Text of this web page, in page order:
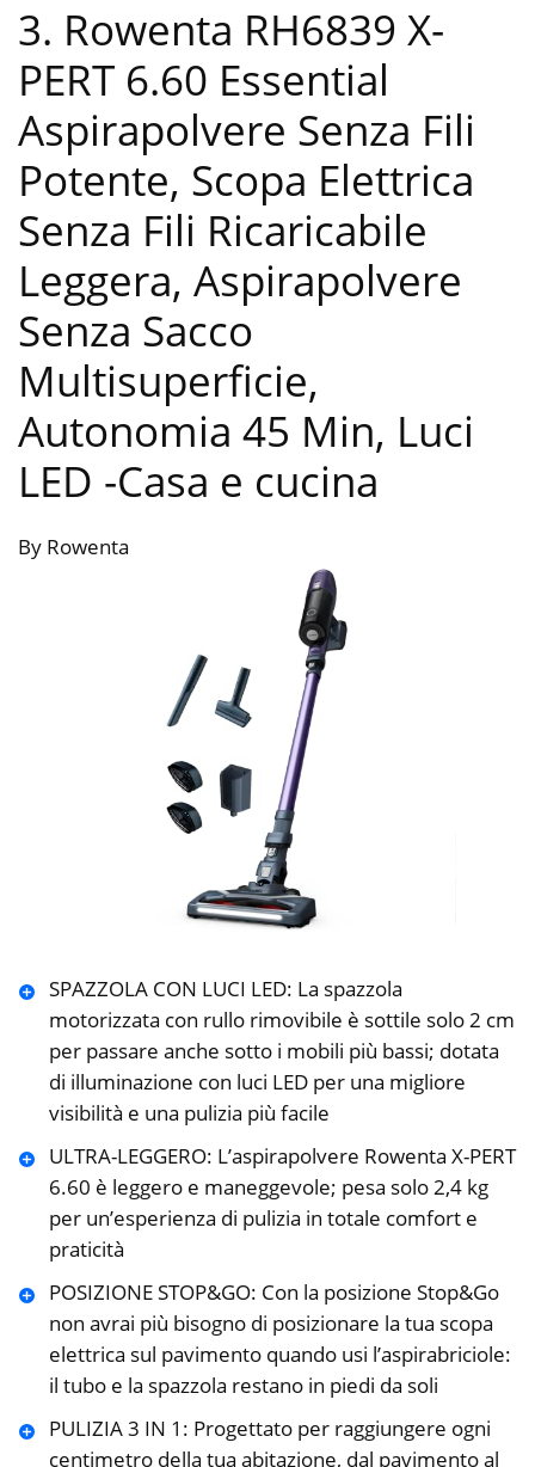
3. Rowenta RH6839 X-
PERT 6.60 Essential
Aspirapolvere Senza Fili
Potente, Scopa Elettrica
Senza Fili Ricaricabile
Leggera, Aspirapolvere
Senza Sacco
Multisuperficie,
Autonomia 45 Min, Luci
LED -Casa e cucina
By Rowenta
SPAZZOLA CON LUCI LED: La spazzola
motorizzata con rullo rimovibile è sottile solo 2 cm
per passare anche sotto i mobili più bassi; dotata
di illuminazione con luci LED per una migliore
visibilità e una pulizia più facile
ULTRA-LEGGERO: L’aspirapolvere Rowenta X-PERT
6.60 è leggero e maneggevole; pesa solo 2,4 kg
per un’esperienza di pulizia in totale comfort e
praticità
POSIZIONE STOP&GO: Con la posizione Stop&Go
non avrai più bisogno di posizionare la tua scopa
elettrica sul pavimento quando usi l’aspirabriciole:
il tubo e la spazzola restano in piedi da soli
PULIZIA 3 IN 1: Progettato per raggiungere ogni
centimetro della tua abitazione, dal pavimento al